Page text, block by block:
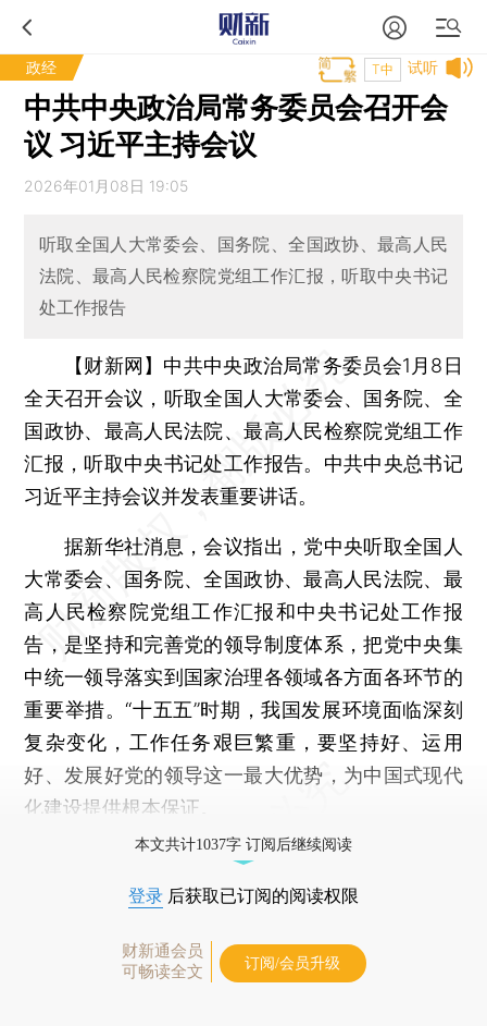
政经 试听
T中
中共中央政治局常务委员会召开会
议 习近平主持会议
2026年01月08日 19:05
听取全国人大常委会、国务院、全国政协、最高人民
法院、最高人民检察院党组工作汇报，听取中央书记
处工作报告
【财新网】 中共中央政治局常务委员会1月8日
全天召开会议，听取全国人大常委会、国务院、全
国政协、最高人民法院、最高人民检察院党组工作
汇报，听取中央书记处工作报告。中共中央总书记
习近平主持会议并发表重要讲话。
据新华社消息，会议指出，党中央听取全国人
大常委会、国务院、全国政协、最高人民法院、最
高人民检察院党组工作汇报和中央书记处工作报
告，是坚持和完善党的领导制度体系，把党中央集
中统一领导落实到国家治理各领域各方面各环节的
重要举措。“十五五”时期，我国发展环境面临深刻
复杂变化，工作任务艰巨繁重，要坚持好、运用
好、发展好党的领导这一最大优势，为中国式现代
化建设提供根本保证。
本文共计1037字 订阅后继续阅读
登录 后获取已订阅的阅读权限
财新通会员
可畅读全文
订阅/会员升级